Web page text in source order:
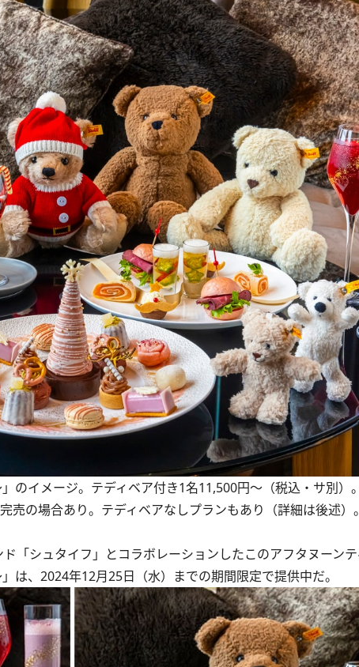
イメージ。テディベア付き1名11,500円～（税込・サ別）
売の場合あり。テディベアなしプランもあり（詳細は後述）
「シュタイフ」とコラボレーションしたこのアフタヌーン
、2024年12月25日（水）までの期間限定で提供中だ。